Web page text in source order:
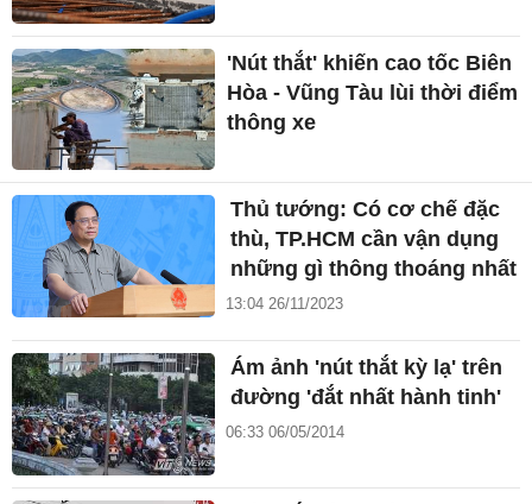
'Nút thắt' khiến cao tốc Biên
Hòa - Vũng Tàu lùi thời điểm
thông xe
Thủ tướng: Có cơ chế đặc
thù, TP.HCM cần vận dụng
những gì thông thoáng nhất
13:04 26/11/2023
Ám ảnh 'nút thắt kỳ lạ' trên
đường 'đắt nhất hành tinh'
06:33 06/05/2014